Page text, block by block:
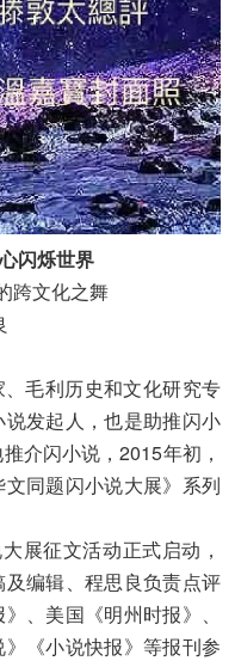
闪烁世界
跨文化之舞
毛利历史和文化研究专
发起人，也是助推闪小
介闪小说，2015年初，
同题闪小说大展》系列
征文活动正式启动，
编辑、程思良负责点评
、美国《明州时报》、
《小说快报》等报刊参